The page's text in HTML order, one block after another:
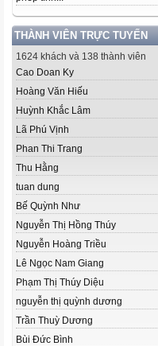
THÀNH VIÊN TRỰC TUYẾN
1624 khách và 138 thành viên
Cao Doan Ky
Hoàng Văn Hiếu
Huỳnh Khắc Lâm
Lã Phú Vịnh
Phan Thi Trang
Thu Hằng
tuan dung
Bế Quỳnh Như
Nguyễn Thị Hồng Thúy
Nguyễn Hoàng Triều
Lê Ngọc Nam Giang
Phạm Thị Thúy Diệu
nguyễn thị quỳnh dương
Trần Thuỳ Dương
Bùi Đức Bình